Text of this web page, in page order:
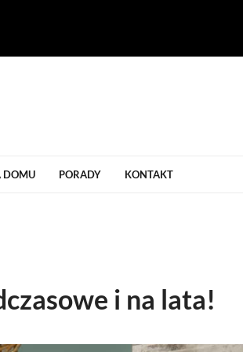
DOMU PORADY KONTAKT
i na lata!